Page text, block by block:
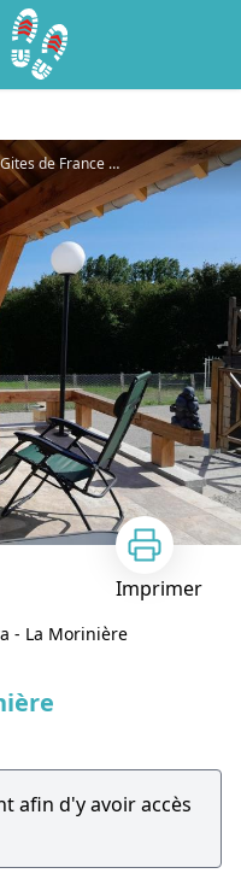
Le Pierra - La Morinière - © Gites de France Orne
Imprimer
- La Morinière
afin d'y avoir accès